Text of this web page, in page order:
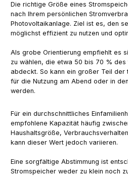
Die richtige Größe eines
nach Ihrem persönlichen
Photovoltaikanlage. Ziel ist es, den
möglichst effizient zu nutzen und
Als grobe Orientierung empfiehlt es
zu wählen, die etwa 50 bis 70 %
abdeckt. So kann ein großer Teil der
für die Nutzung am Abend oder in
werden.
Für ein durchschnittliches
empfohlene Kapazität häufig
Haushaltsgröße,
kann dieser Wert jedoch variieren.
Eine sorgfältige Abstimmung ist
Stromspeicher weder zu klein noch